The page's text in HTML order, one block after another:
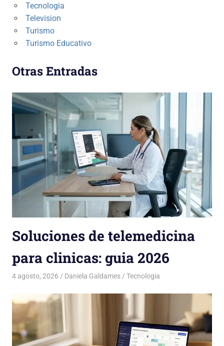
Tecnologia
Television
Turismo
Turismo Educativo
Otras Entradas
Soluciones de telemedicina
para clinicas: guia 2026
4 agosto, 2026 Daniela Galdames Tecnologia